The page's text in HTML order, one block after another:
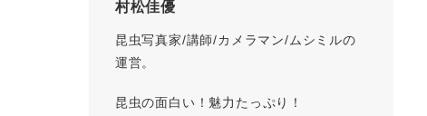
村松佳優
昆虫写真家/講師/カメラマン/ムシミルの
運営。
昆虫の面白い！魅力たっぷり！